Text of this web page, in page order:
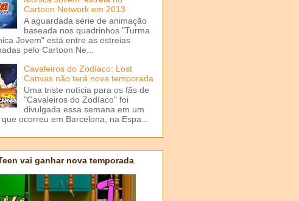
Cartoon Network em 2013
A aguardada série de animação
baseada nos quadrinhos "Turma
Jovem" está entre as estreias
pelo Cartoon Ne...
Cavaleiros do Zodíaco: Lost
Canvas não terá nova temporada
Uma triste notícia para os fãs de
"Cavaleiros do Zodíaco" foi
divulgada essa semana em um
ocorreu em Barcelona, na Espa...
vai ganhar nova temporada